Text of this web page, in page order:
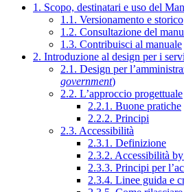
1. Scopo, destinatari e uso del
1.1. Versionamento e storico
1.2. Consultazione del
1.3. Contribuisci al manuale
2. Introduzione al design per i
2.1. Design per
government)
2.2. L’approccio progettuale
2.2.1. Buone pratiche
2.2.2. Principi
2.3. Accessibilità
2.3.1. Definizione
2.3.2. Accessibilità
2.3.3. Principi per
2.3.4. Linee guida e